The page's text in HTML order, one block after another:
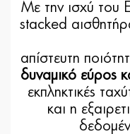
Με την ισχύ του
stacked
απίστευτη
δυναμικό εύρος
εκπληκτικές
και η